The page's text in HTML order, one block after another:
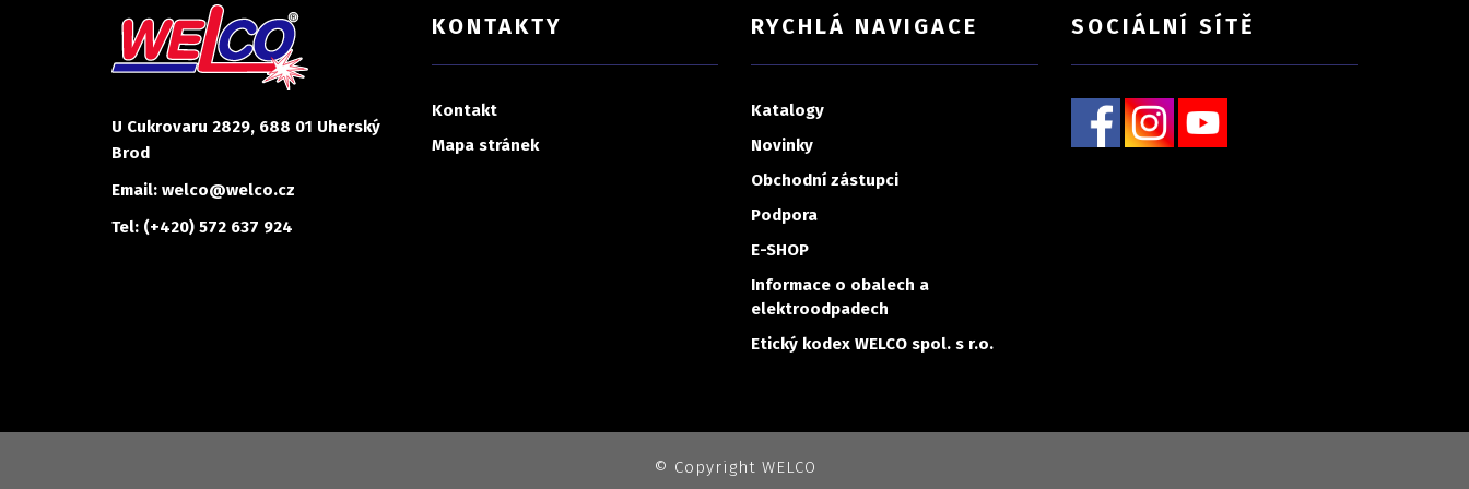
U Cukrovaru 2829, 688 01 Uherský
Brod
Email: welco@welco.cz
Tel: (+420) 572 637 924
KONTAKTY
Kontakt
Mapa stránek
RYCHLÁ NAVIGACE
Katalogy
Novinky
Obchodní zástupci
Podpora
E-SHOP
Informace o obalech a
elektroodpadech
Etický kodex WELCO spol. s r.o.
SOCIÁLNÍ SÍTĚ
© Copyright WELCO